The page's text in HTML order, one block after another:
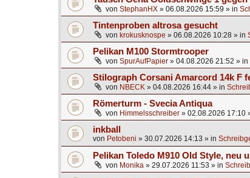
von StephanHX » 06.08.2026 15:59 » in
Tintenproben altrosa gesucht
von krokusknospe » 06.08.2026 10:28 » in
Pelikan M100 Stormtrooper
von SpurAufPapier » 04.08.2026 21:52 » in
Stilograph Corsani Amarcord 14k F
von NBECK » 04.08.2026 16:44 » in
Römerturm - Svecia Antiqua
von Himmelsschreiber » 02.08.2026 17:10
inkball
von Petobeni » 30.07.2026 14:13 » in
Pelikan Toledo M910 Old Style, neu
von Monika » 29.07.2026 11:53 » in